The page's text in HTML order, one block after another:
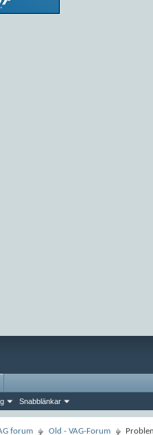
Snabblänkar
forum Old - VAG-Forum